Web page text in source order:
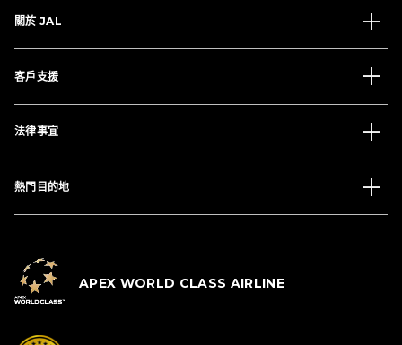
關於 JAL
客戶支援
法律事宜
熱門目的地
APEX WORLD CLASS AIRLINE